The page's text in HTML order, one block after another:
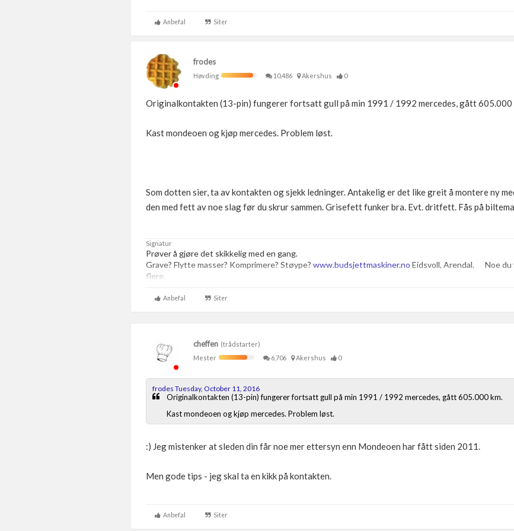
Anbefal Siter
frodes
Høvding
10,486 Akershus 0
Originalkontakten (13-pin) fungerer fortsatt gull på min 1991 / 1992 mercedes, gått 605.000
Kast mondeoen og kjøp mercedes. Problem løst.
Som dotten sier, ta av kontakten og sjekk ledninger. Antakelig er det like greit å montere ny
den med fett av noe slag før du skrur sammen. Grisefett funker bra. Evt. dritfett. Fås på
Signatur
Prøver å gjøre det skikkelig med en gang.
Grave? Flytte masser? Komprimere? Støype? www.budsjettmaskiner.no Eidsvoll, Arendal. Noe du
flere.
Anbefal Siter
cheffen (trådstarter)
Mester
6,706 Akershus 0
frodes Tuesday, October 11, 2016
Originalkontakten (13-pin) fungerer fortsatt gull på min 1991 / 1992 mercedes, gått 605.000 km.
Kast mondeoen og kjøp mercedes. Problem løst.
:) Jeg mistenker at sleden din får noe mer ettersyn enn Mondeoen har fått siden 2011.
Men gode tips - jeg skal ta en kikk på kontakten.
Anbefal Siter